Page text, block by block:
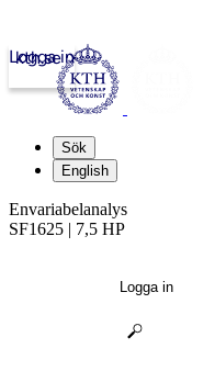
kth.se
Logga in
Sök
English
Envariabelanalys
SF1625 | 7,5 HP
Logga in